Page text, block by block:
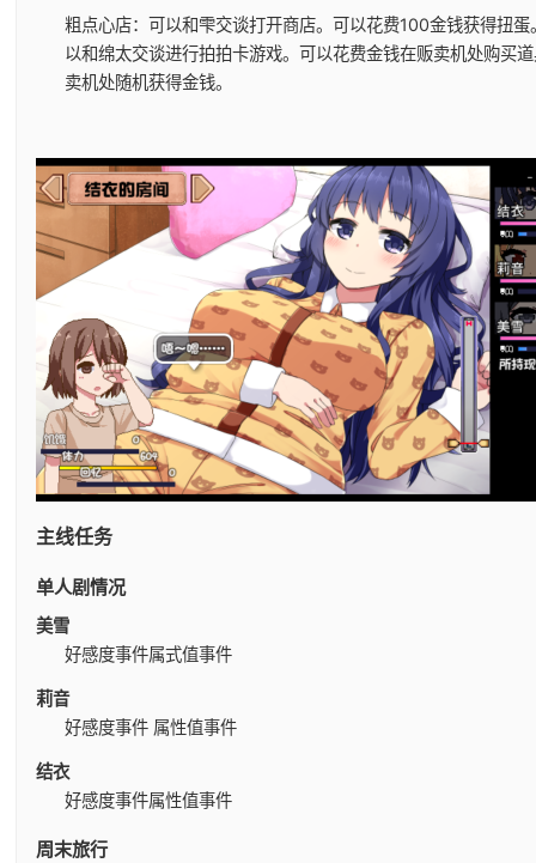
粗点心店：可以和雫交谈打开商店。可以花费100金钱获得扭蛋
以和绵太交谈进行拍拍卡游戏。可以花费金钱在贩卖机处购买
卖机处随机获得金钱。
主线任务
单人剧情况
美雪
好感度事件属式值事件
莉音
好感度事件 属性值事件
结衣
好感度事件属性值事件
周末旅行